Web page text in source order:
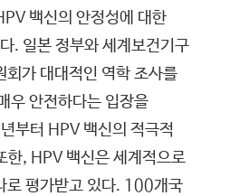
백신의 안정성에 대한
. 일본 정부와 세계보건기구
회가 대대적인 역학 조사를
우 안전하다는 입장을
부터 HPV 백신의 적극적
한, HPV 백신은 세계적으로
로 평가받고 있다. 100개국